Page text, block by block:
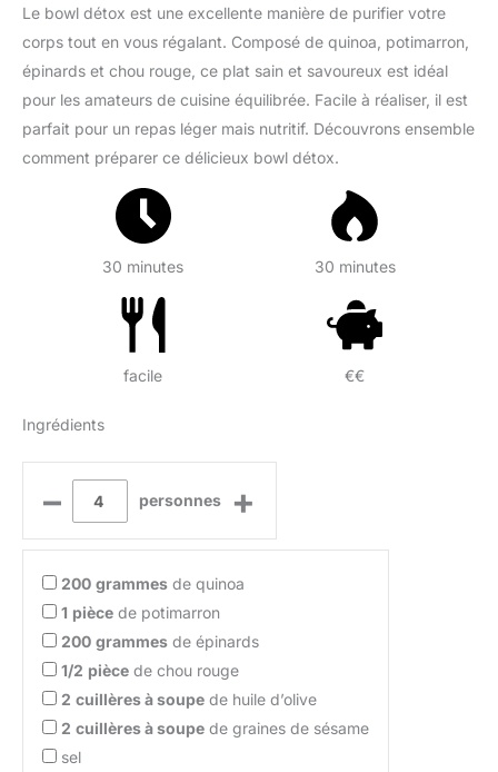
Le bowl détox est une excellente manière de purifier votre
corps tout en vous régalant. Composé de quinoa, potimarron,
épinards et chou rouge, ce plat sain et savoureux est idéal
pour les amateurs de cuisine équilibrée. Facile à réaliser, il est
parfait pour un repas léger mais nutritif. Découvrons ensemble
comment préparer ce délicieux bowl détox.
30 minutes 30 minutes
facile €€
Ingrédients
– personnes +
200 grammes de quinoa
1 pièce de potimarron
200 grammes de épinards
1/2 pièce de chou rouge
2 cuillères à soupe de huile d’olive
2 cuillères à soupe de graines de sésame
sel